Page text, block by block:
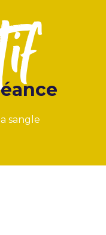
sangle